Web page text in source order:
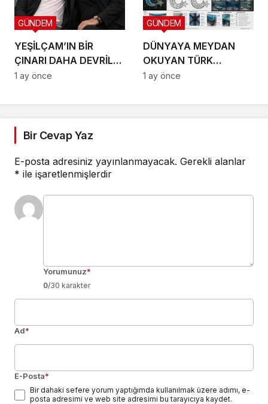
YEŞİLÇAM’IN BİR
ÇINARI DAHA DEVRİLDİ:
HOŞÇA KAL CANIM
GÜNDEM
1 ay önce
DÜNYAYA MEYDAN
OKUYAN TÜRK
VİZYONU TEKNOPOLL
GÜNDEM
1 ay önce
Bir Cevap Yaz
E-posta adresiniz yayınlanmayacak. Gerekli alanlar
* ile işaretlenmişlerdir
Yorumunuz*
0/30 karakter
Ad*
E-Posta*
Bir dahaki sefere yorum yaptığımda kullanılmak üzere adımı, e-
posta adresimi ve web site adresimi bu tarayıcıya kaydet.